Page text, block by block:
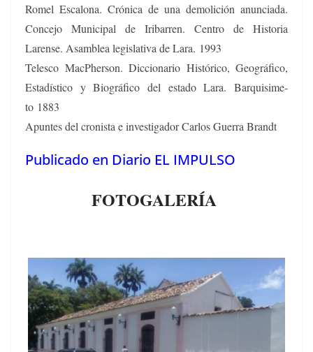
Romel Escalona. Cróni­ca de una demoli­ción anun­ci­a­da.
Con­ce­jo Munic­i­pal de Irib­ar­ren. Cen­tro de His­to­ria
Larense. Asam­blea leg­isla­ti­va de Lara. 1993
Tele­sco MacPher­son. Dic­cionario Históri­co, Geográ­fi­co,
Estadís­ti­co y Biográ­fi­co del esta­do Lara. Bar­quisime­
to 1883
Apuntes del cro­nista e inves­ti­gador Car­los Guer­ra Brandt
Publicado en Diario EL IMPULSO
FOTOGALERÍA